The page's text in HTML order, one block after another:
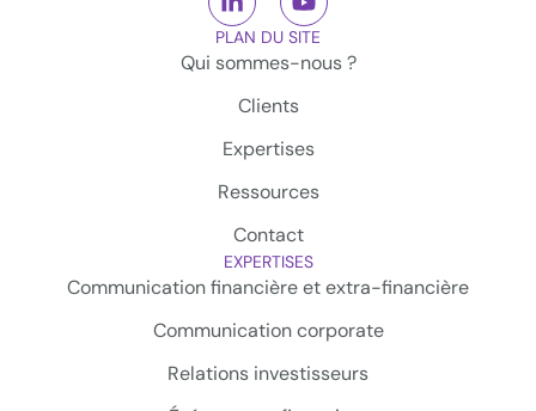
PLAN DU SITE
Qui sommes-nous ?
Clients
Expertises
Ressources
Contact
EXPERTISES
Communication financière et extra-financière
Communication corporate
Relations investisseurs